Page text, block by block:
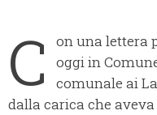
C
on una lettera
oggi in
comunale ai
dalla carica che aveva